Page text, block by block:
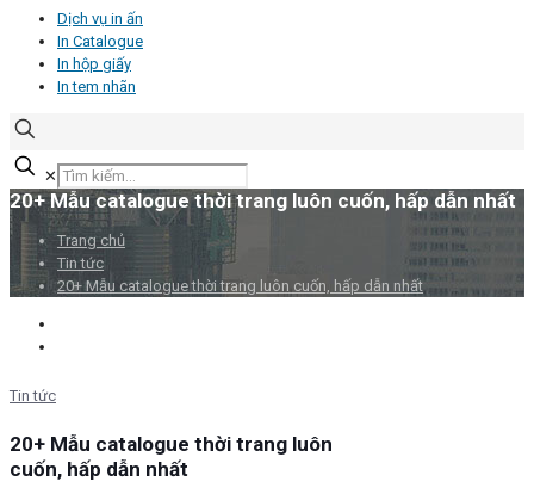
Dịch vụ in ấn
In Catalogue
In hộp giấy
In tem nhãn
✕
20+ Mẫu catalogue thời trang luôn cuốn, hấp dẫn nhất
Trang chủ
Tin tức
20+ Mẫu catalogue thời trang luôn cuốn, hấp dẫn nhất
Tin tức
20+ Mẫu catalogue thời trang luôn
cuốn, hấp dẫn nhất